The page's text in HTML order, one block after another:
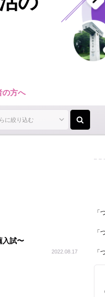
の方へ
入試〜
2022.08.17
「
「
「